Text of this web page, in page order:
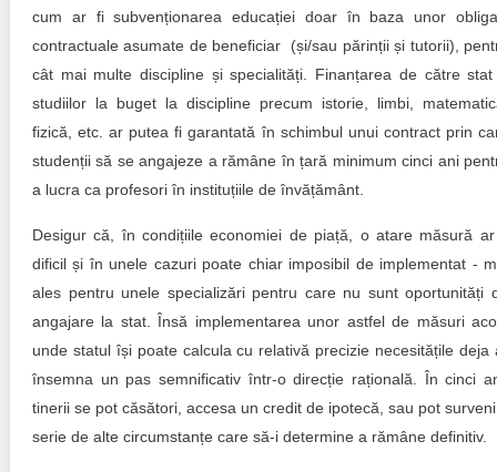
cum ar fi subvenționarea educației doar în baza unor
contractuale asumate de beneficiar (și/sau părinții și tutorii),
cât mai multe discipline și specialități. Finanțarea de către
studiilor la buget la discipline precum istorie, limbi,
fizică, etc. ar putea fi garantată în schimbul unui contract prin
studenții să se angajeze a rămâne în țară minimum cinci ani
a lucra ca profesori în instituțiile de învățământ.
Desigur că, în condițiile economiei de piață, o atare măsură
dificil și în unele cazuri poate chiar imposibil de implementat -
ales pentru unele specializări pentru care nu sunt oportunități
angajare la stat. Însă implementarea unor astfel de măsuri
unde statul își poate calcula cu relativă precizie necesitățile deja
însemna un pas semnificativ într-o direcție rațională. În cinci
tinerii se pot căsători, accesa un credit de ipotecă, sau pot
serie de alte circumstanțe care să-i determine a rămâne definitiv.